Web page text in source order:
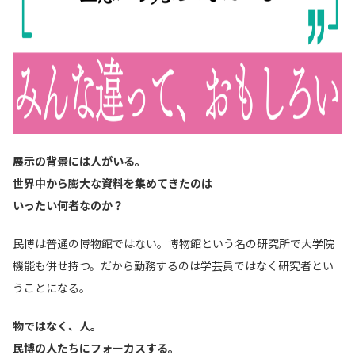
展示の背景には人がいる。
世界中から膨大な資料を集めてきたのは
いったい何者なのか？
民博は普通の博物館ではない。博物館という名の研究所で大学院
機能も併せ持つ。だから勤務するのは学芸員ではなく研究者とい
うことになる。
物ではなく、人。
民博の人たちにフォーカスする。